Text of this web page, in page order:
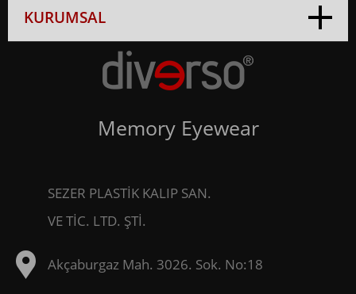
KURUMSAL
Memory Eyewear
SEZER PLASTİK KALIP SAN.
VE TİC. LTD. ŞTİ.
Akçaburgaz Mah. 3026. Sok. No:18